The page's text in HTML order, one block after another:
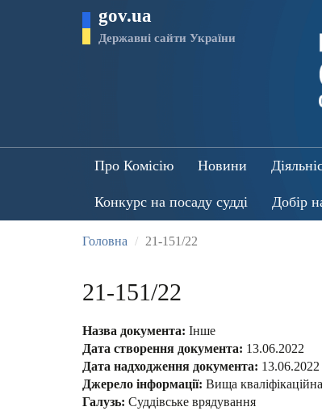
gov.ua
Державні сайти України
Про Комісію Новини
Конкурс на посаду судді Добір
Головна 21-151/22
21-151/22
Назва документа: Інше
Дата створення документа: 13.06.2022
Дата надходження документа: 13.06.2022
Джерело інформації: Вища
Галузь: Суддівське врядування